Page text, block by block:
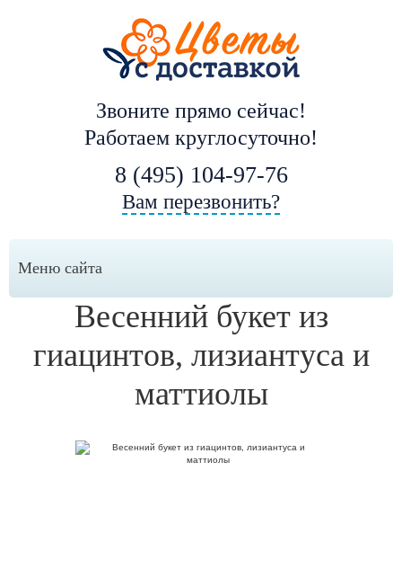
Звоните прямо сейчас!
Работаем круглосуточно!
8 (495) 104-97-76
Вам перезвонить?
Меню сайта
Весенний букет из
гиацинтов, лизиантуса и
маттиолы